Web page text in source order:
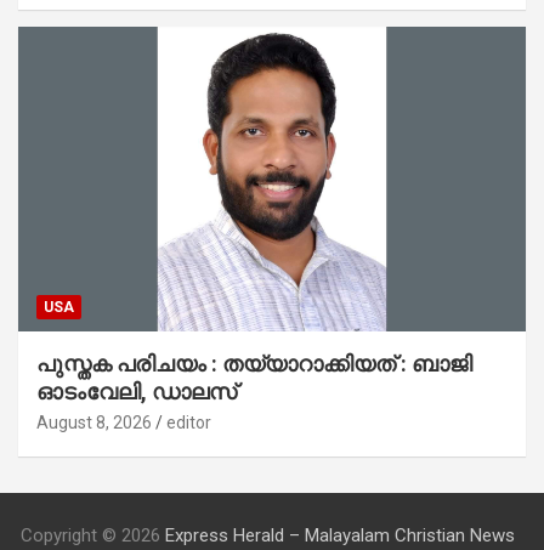
USA
പുസ്തക പരിചയം : തയ്യാറാക്കിയത് : ബാജി
ഓടംവേലി, ഡാലസ്
August 8, 2026 editor
Copyright © 2026 Express Herald – Malayalam Christian News